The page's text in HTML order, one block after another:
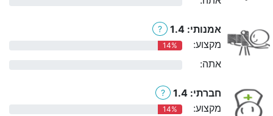
אמנותי: 1.4 ?
מקצוע: 14%
אתה:
חברתי: 1.4 ?
מקצוע: 14%